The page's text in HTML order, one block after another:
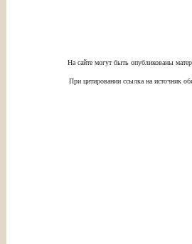
На сайте могут быть опубликованы
При цитировании ссылка на источник